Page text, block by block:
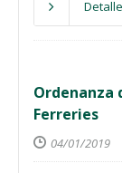
Ordenanza
Ferreries
04/01/2019